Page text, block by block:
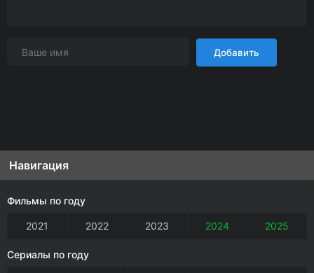
Добавить
Навигация
Фильмы по году
2021 2022 2023 2024 2025
Сериалы по году